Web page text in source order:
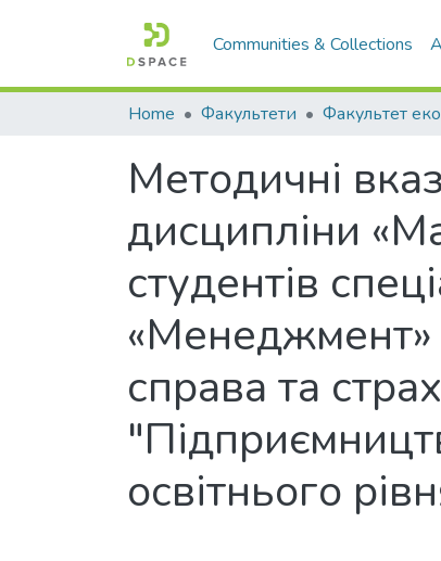
Communities & Collections
Home Факультети
Методичні
дисципліни
студентів
«Менеджмент»
справа та
освітнього